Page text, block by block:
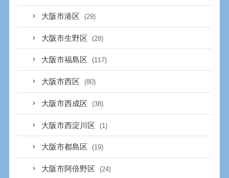
大阪市港区 (29)
大阪市生野区 (28)
大阪市福島区 (117)
大阪市西区 (80)
大阪市西成区 (38)
大阪市西淀川区 (1)
大阪市都島区 (19)
大阪市阿倍野区 (24)